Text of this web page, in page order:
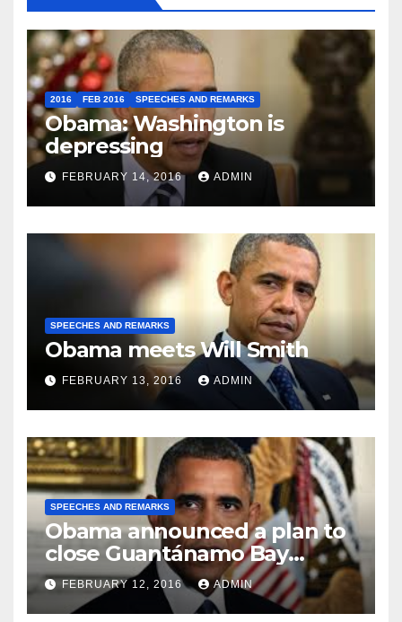
2016 FEB 2016 SPEECHES AND REMARKS
Obama: Washington is
depressing
FEBRUARY 14, 2016 ADMIN
SPEECHES AND REMARKS
Obama meets Will Smith
FEBRUARY 13, 2016 ADMIN
SPEECHES AND REMARKS
Obama announced a plan to
close Guantánamo Bay
Prison
FEBRUARY 12, 2016 ADMIN